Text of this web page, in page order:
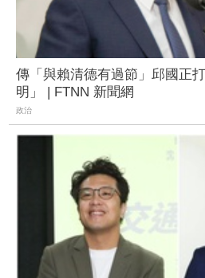
傳「與賴清德有過節」邱國正
明」 | FTNN 新聞網
政治